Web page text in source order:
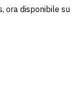
ora disponibile su